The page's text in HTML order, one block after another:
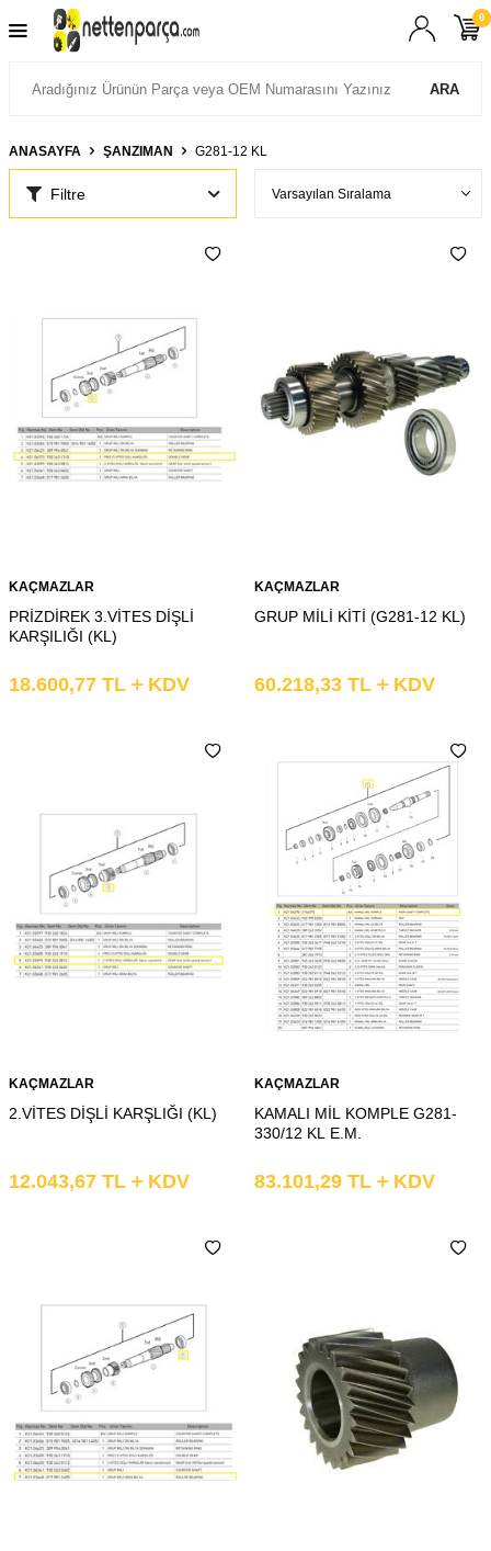
ARA
0
ANASAYFA ŞANZIMAN G281-12 KL
Filtre
KAÇMAZLAR
PRİZDİREK 3.VİTES DİŞLİ
KARŞILIĞI (KL)
18.600,77 TL KDV
KAÇMAZLAR
GRUP MİLİ KİTİ (G281-12 KL)
60.218,33 TL KDV
KAÇMAZLAR
2.VİTES DİŞLİ KARŞLIĞI (KL)
12.043,67 TL KDV
KAÇMAZLAR
KAMALI MİL KOMPLE G281-
330/12 KL E.M.
83.101,29 TL KDV